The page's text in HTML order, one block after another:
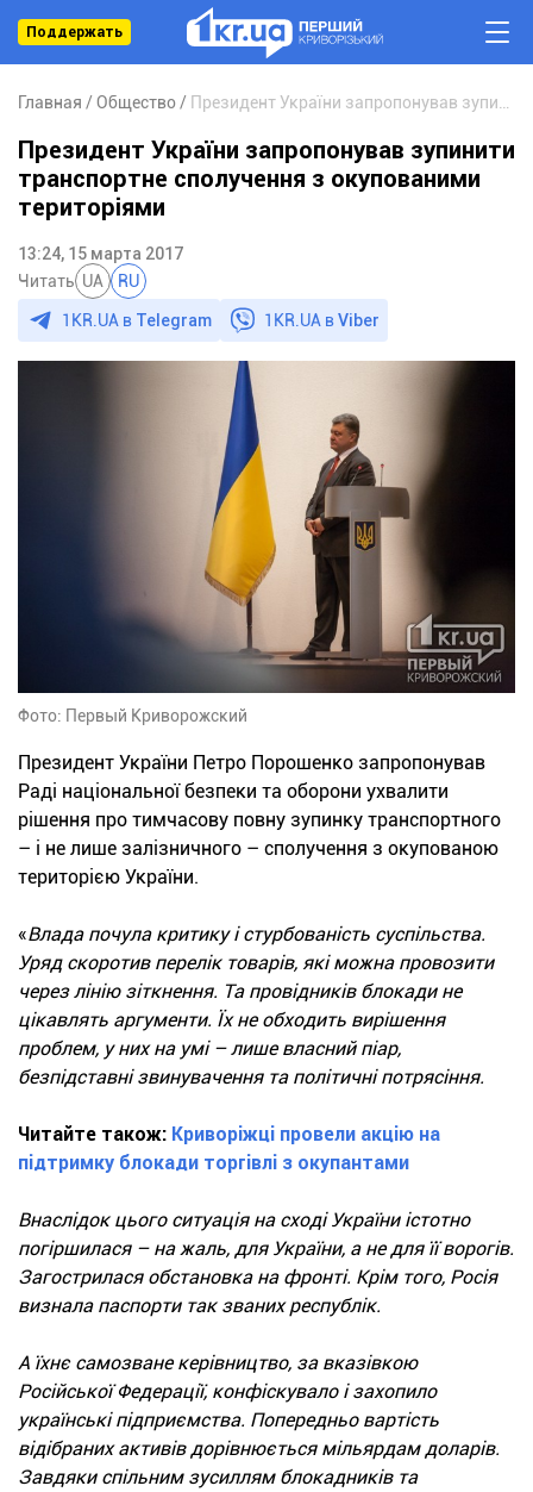
Поддержать
Главная Общество
Президент України запропонував зупинити
транспортне сполучення з окупованими
територіями
13:24, 15 марта 2017
Читать UA RU
1KR.UA в Telegram 1KR.UA вViber
Фото: Первый Криворожский
Президент України Петро Порошенко запропонував
Раді національної безпеки та оборони ухвалити
рішення про тимчасову повну зупинку транспортного
– і не лише залізничного – сполучення з окупованою
територією України.
«Влада почула критику і стурбованість суспільства.
Уряд скоротив перелік товарів, які можна провозити
через лінію зіткнення. Та провідників блокади не
цікавлять аргументи. Їх не обходить вирішення
проблем, у них на умі – лише власний піар,
безпідставні звинувачення та політичні потрясіння.
Читайте також: Криворіжці провели акцію на
підтримку блокади торгівлі з окупантами
Внаслідок цього ситуація на сході України істотно
погіршилася – на жаль, для України, а не для її ворогів.
Загострилася обстановка на фронті. Крім того, Росія
визнала паспорти так званих республік.
А їхнє самозване керівництво, за вказівкою
Російської Федерації, конфіскувало і захопило
українські підприємства. Попередньо вартість
відібраних активів дорівнюється мільярдам доларів.
Завдяки спільним зусиллям блокадників та